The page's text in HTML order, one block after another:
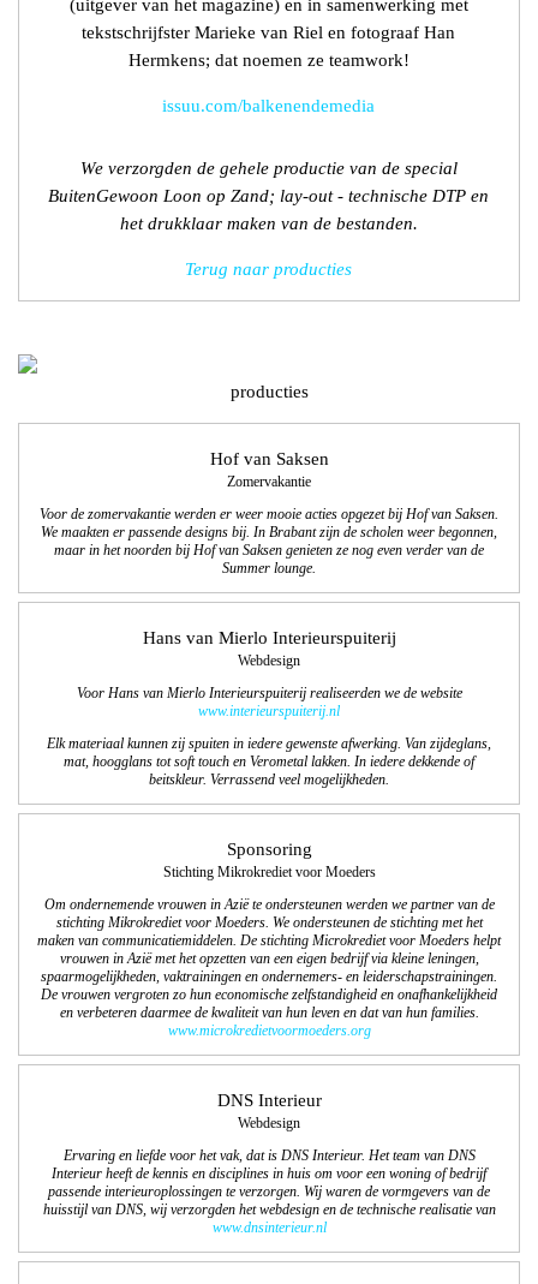
(uitgever van het magazine) en in samenwerking met
tekstschrijfster Marieke van Riel en fotograaf Han
Hermkens; dat noemen ze teamwork!
issuu.com/balkenendemedia
We verzorgden de gehele productie van de special
BuitenGewoon Loon op Zand; lay-out - technische DTP en
het drukklaar maken van de bestanden.
Terug naar producties
producties
Hof van Saksen
Zomervakantie
Voor de zomervakantie werden er weer mooie acties opgezet bij Hof van Saksen.
We maakten er passende designs bij. In Brabant zijn de scholen weer begonnen,
maar in het noorden bij Hof van Saksen genieten ze nog even verder van de
Summer lounge.
Hans van Mierlo Interieurspuiterij
Webdesign
Voor Hans van Mierlo Interieurspuiterij realiseerden we de website
www.interieurspuiterij.nl
Elk materiaal kunnen zij spuiten in iedere gewenste afwerking. Van zijdeglans,
mat, hoogglans tot soft touch en Verometal lakken. In iedere dekkende of
beitskleur. Verrassend veel mogelijkheden.
Sponsoring
Stichting Mikrokrediet voor Moeders
Om ondernemende vrouwen in Azië te ondersteunen werden we partner van de
stichting Mikrokrediet voor Moeders. We ondersteunen de stichting met het
maken van communicatiemiddelen. De stichting Microkrediet voor Moeders helpt
vrouwen in Azië met het opzetten van een eigen bedrijf via kleine leningen,
spaarmogelijkheden, vaktrainingen en ondernemers- en leiderschapstrainingen.
De vrouwen vergroten zo hun economische zelfstandigheid en onafhankelijkheid
en verbeteren daarmee de kwaliteit van hun leven en dat van hun families.
www.microkredietvoormoeders.org
DNS Interieur
Webdesign
Ervaring en liefde voor het vak, dat is DNS Interieur. Het team van DNS
Interieur heeft de kennis en disciplines in huis om voor een woning of bedrijf
passende interieuroplossingen te verzorgen. Wij waren de vormgevers van de
huisstijl van DNS, wij verzorgden het webdesign en de technische realisatie van
www.dnsinterieur.nl